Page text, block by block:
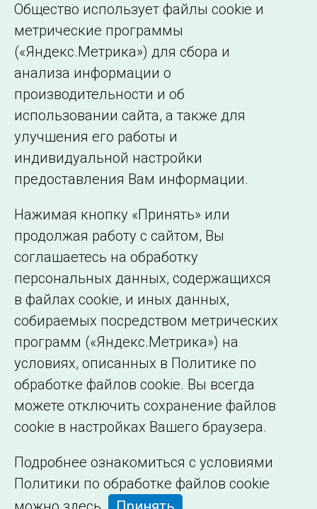
их возникновения.
← Все публикации
Подписаться на новости
©2005–2026 АО «СО ЕЭС»
Филиалы и
представительства
образовательной
организации
Общество использует файлы cookie и
метрические программы
(«Яндекс.Метрика») для сбора и
анализа информации о
производительности и об
использовании сайта, а также для
улучшения его работы и
индивидуальной настройки
предоставления Вам информации.
Нажимая кнопку «Принять» или
продолжая работу с сайтом, Вы
соглашаетесь на обработку
персональных данных, содержащихся
в файлах cookie, и иных данных,
собираемых посредством метрических
программ («Яндекс.Метрика») на
условиях, описанных в Политике по
обработке файлов cookie. Вы всегда
можете отключить сохранение файлов
cookie в настройках Вашего браузера.
Подробнее ознакомиться с условиями
Политики по обработке файлов cookie